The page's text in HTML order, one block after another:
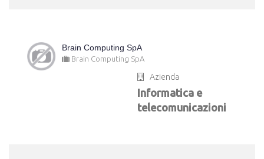
Brain Computing SpA
Brain Computing SpA
Azienda
Informatica e
telecomunicazioni